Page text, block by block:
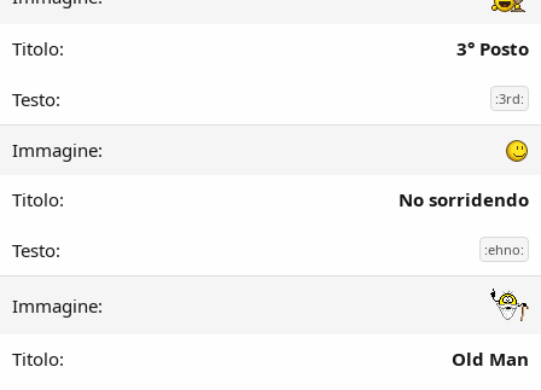
3° Posto
:3rd:
No sorridendo
:ehno:
Old Man